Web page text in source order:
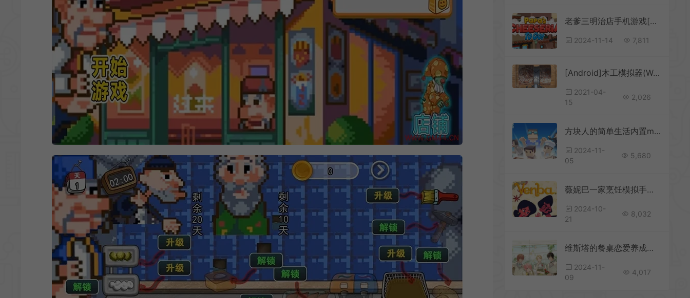
老爹三明治店手机游戏[Android][v1.0.4]
2024-11-14 7,811
[Android]木工模拟器(Woodturning)安卓中文版下载
2021-04-
15
2,026
方块人的简单生活内置mod菜单手机版[Android][v3.3.1]
2024-11-
05
5,680
薇妮巴一家烹饪模拟手机游戏[Android][v3.668]
2024-10-
21
8,032
维斯塔的餐桌恋爱养成手机游戏[Android][v0.9.161851]
2024-11-
09
4,017